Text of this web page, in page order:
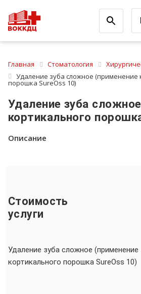
Главная Стоматология
Удаление зуба сложное (применение
порошка SureOss 10)
Удаление зуба
кортикального
Описание
Стоимость
услуги
Удаление зуба сложное (применение
кортикального порошка SureOss 10)